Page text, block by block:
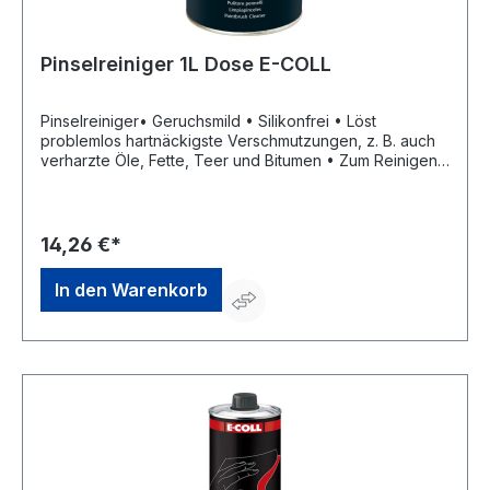
Pinselreiniger 1L Dose E-COLL
Pinselreiniger• Geruchsmild • Silikonfrei • Löst
problemlos hartnäckigste Verschmutzungen, z. B. auch
verharzte Öle, Fette, Teer und Bitumen • Zum Reinigen
und Eindringen in die Atemwege tödlich sein EUH066:
Wiederholter Kontakt kann zu spröder oder rissiger
Haut führen.Hersteller: Einkaufsbüro Deutscher
Eisenhändler GmbH, EDE Platz 1, 42389 Wuppertal, DE,
+4920260960, webkontakt@ede.de
14,26 €*
In den Warenkorb